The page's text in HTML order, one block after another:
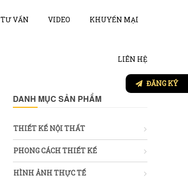
TƯ VẤN VIDEO KHUYẾN MẠI
LIÊN HỆ
DANH MỤC SẢN PHẨM
THIẾT KẾ NỘI THẤT
PHONG CÁCH THIẾT KẾ
HÌNH ẢNH THỰC TẾ
ĐĂNG KÝ